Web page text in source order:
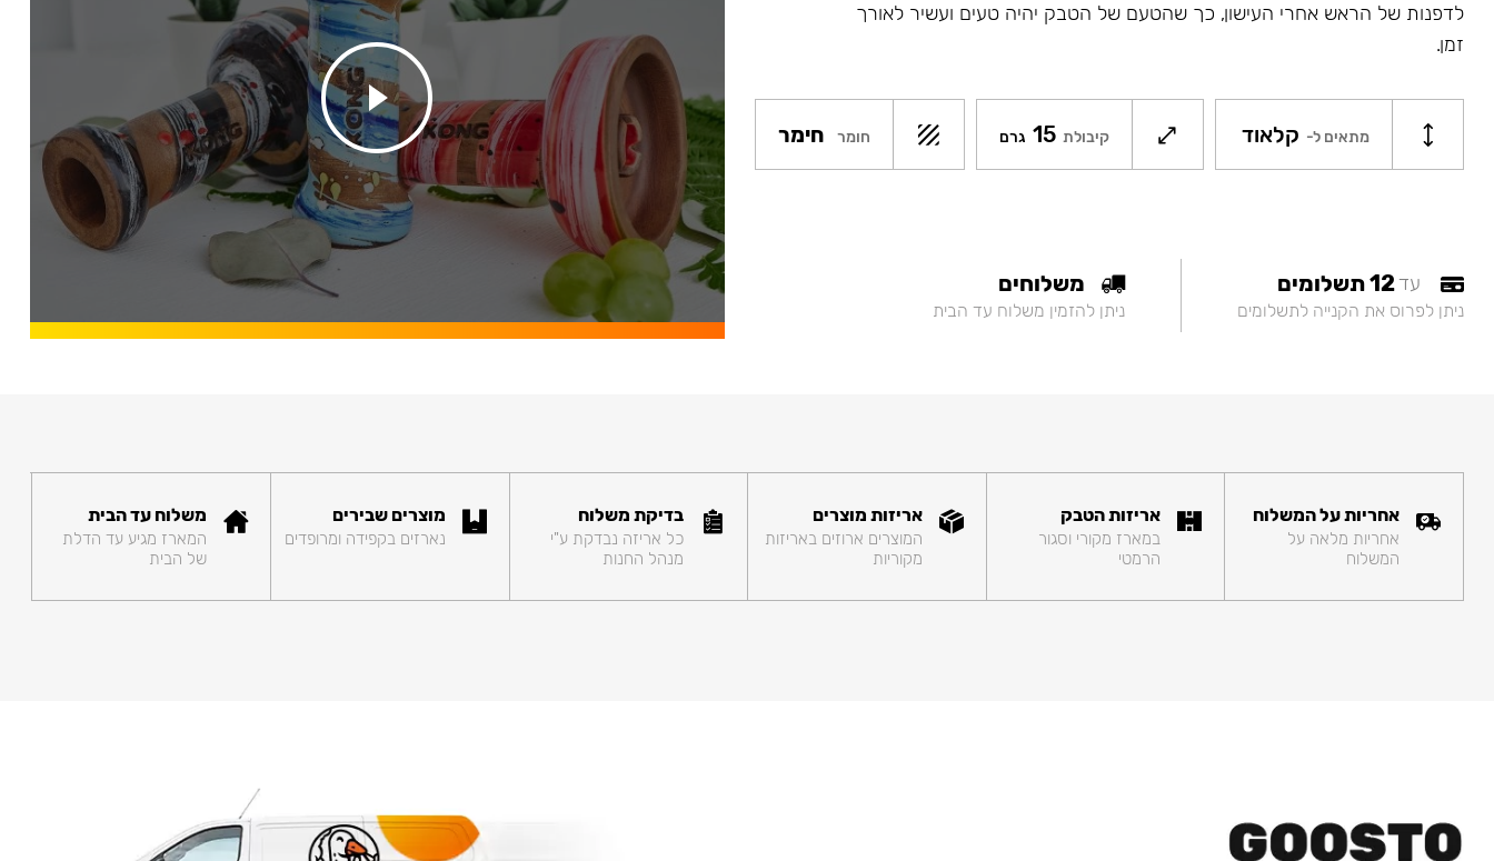
לדפנות של הראש אחרי העישון, כך שהטעם של הטבק יהיה טעים ועשיר לאורך
זמן.
מתאים ל- קלאוד קיבולת 15 גרם חומר חימר
עד12 תשלומים
ניתן לפרוס את הקנייה לתשלומים
משלוחים
ניתן להזמין משלוח עד הבית
אחריות על המשלוח
אחריות מלאה על
המשלוח
אריזות הטבק
במארז מקורי וסגור
הרמטי
אריזות מוצרים
המוצרים ארוזים באריזות
מקוריות
בדיקת משלוח
כל אריזה נבדקת ע"י
מנהל החנות
מוצרים שבירים
נארזים בקפידה ומרופדים
משלוח עד הבית
המארז מגיע עד הדלת
של הבית